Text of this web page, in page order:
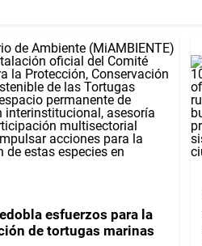
esfuerzos para la
de tortugas marinas